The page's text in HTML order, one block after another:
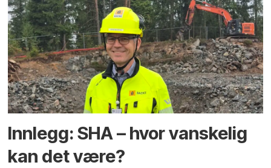
Innlegg: SHA – hvor vanskelig
kan det være?